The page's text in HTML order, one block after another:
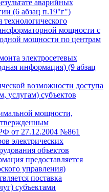
аварийных
(6 абзац п.19"г")
мощности с
мощности по центрам
электросетевых
информация) (9 абзац
возможности доступа
услугам) субъектов
мощности,
от 27.12.2004 №861
электрических
объектов
предоставляется
управления)
поставка
субъектами